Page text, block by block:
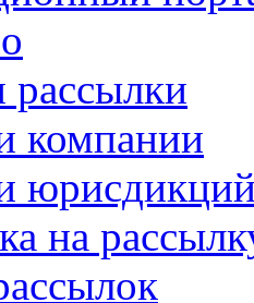
рассылки
компании
на